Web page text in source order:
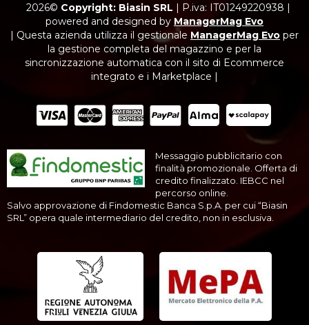
2026© Copyright: Biasin SRL | P.iva: IT01249220938 |
powered and designed by ManagerMag Evo
| Questa azienda utilizza il gestionale ManagerMag Evo per
la gestione completa del magazzino e per la
sincronizzazione automatica con il sito di Ecommerce
integrato e i Marketplace |
Messaggio pubblicitario con
finalità promozionale. Offerta di
credito finalizzato. IEBCC nel
percorso online.
Salvo approvazione di Findomestic Banca S.p.A. per cui “Biasin
SRL” opera quale intermediario del credito, non in esclusiva.